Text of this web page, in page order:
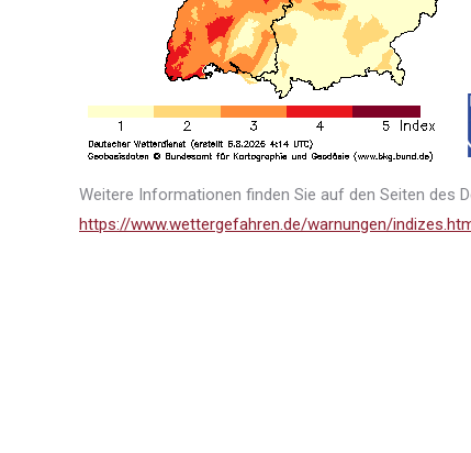
Weitere Informationen finden Sie auf den Seiten des
https://www.wettergefahren.de/warnungen/